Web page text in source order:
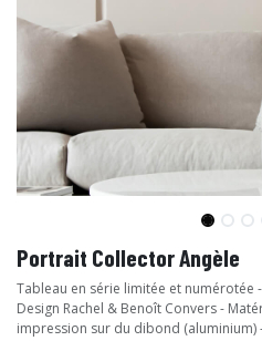
Portrait Collector Angèle
Tableau en série limitée et numérotée
Design Rachel & Benoît Convers -
impression sur du dibond (aluminium)